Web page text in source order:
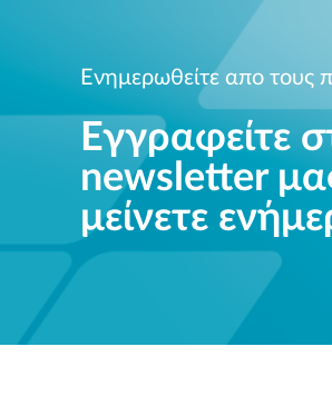
Ενημερωθείτε απο τους
Εγγραφείτε
newsletter
μείνετε